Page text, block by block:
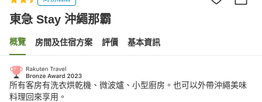
東急 Stay 沖繩那霸
概覽 房間及住宿方案 評價 基本資訊
所有客房有洗衣烘乾機、微波爐、小型廚房。也可以外帶沖繩美味
料理回來享用。